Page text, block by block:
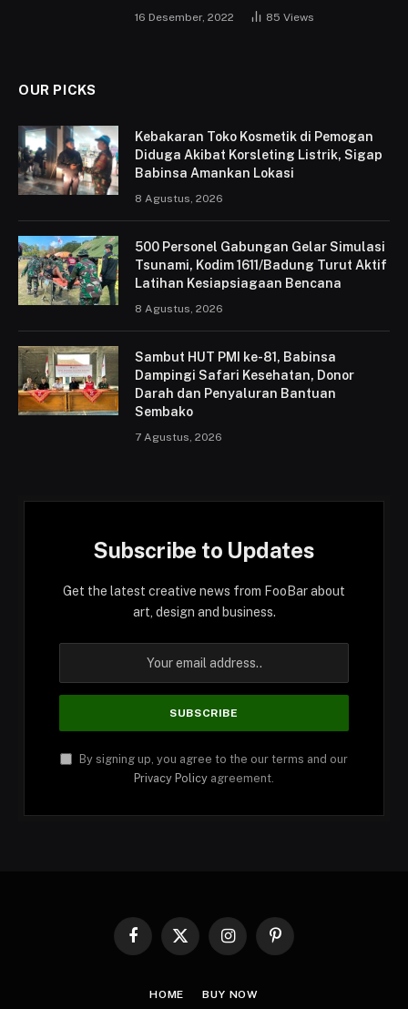
16 Desember, 2022 85 Views
OUR PICKS
Kebakaran Toko Kosmetik di Pemogan
Diduga Akibat Korsleting Listrik, Sigap
Babinsa Amankan Lokasi
8 Agustus, 2026
500 Personel Gabungan Gelar Simulasi
Tsunami, Kodim 1611/Badung Turut Aktif
Latihan Kesiapsiagaan Bencana
8 Agustus, 2026
Sambut HUT PMI ke-81, Babinsa
Dampingi Safari Kesehatan, Donor
Darah dan Penyaluran Bantuan
Sembako
7 Agustus, 2026
Subscribe to Updates
Get the latest creative news from FooBar about
art, design and business.
By signing up, you agree to the our terms and our
Privacy Policy agreement.
Facebook
X
InstagramPinterest
HOME BUY NOW